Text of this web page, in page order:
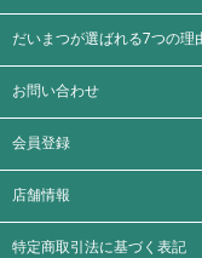
だいまつが選ばれる7つの理
お問い合わせ
会員登録
店舗情報
特定商取引法に基づく表記